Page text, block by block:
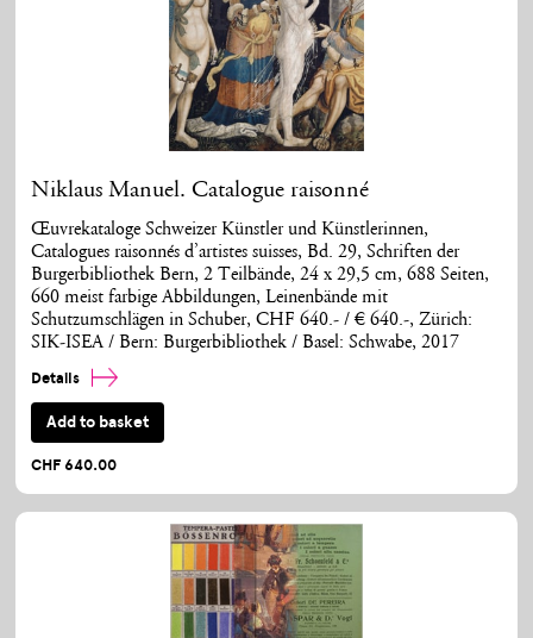
Niklaus Manuel. Catalogue raisonné
Œuvrekataloge Schweizer Künstler und Künstlerinnen,
Catalogues raisonnés d’artistes suisses, Bd. 29, Schriften der
Burgerbibliothek Bern, 2 Teilbände, 24 x 29,5 cm, 688 Seiten,
660 meist farbige Abbildungen, Leinenbände mit
Schutzumschlägen in Schuber, CHF 640.- / € 640.-, Zürich:
SIK-ISEA / Bern: Burgerbibliothek / Basel: Schwabe, 2017
Details
Add to basket
CHF 640.00